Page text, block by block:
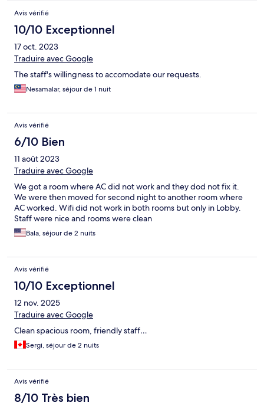
Avis vérifié
10/10 Exceptionnel
17 oct. 2023
Traduire avec Google
The staff's willingness to accomodate our requests.
Nesamalar, séjour de 1 nuit
Avis vérifié
6/10 Bien
11 août 2023
Traduire avec Google
We got a room where AC did not work and they dod not fix it.
We were then moved for second night to another room where
AC worked. Wifi did not work in both rooms but only in Lobby.
Staff were nice and rooms were clean
Bala, séjour de 2 nuits
Avis vérifié
10/10 Exceptionnel
12 nov. 2025
Traduire avec Google
Clean spacious room, friendly staff…
Sergi, séjour de 2 nuits
Avis vérifié
8/10 Très bien